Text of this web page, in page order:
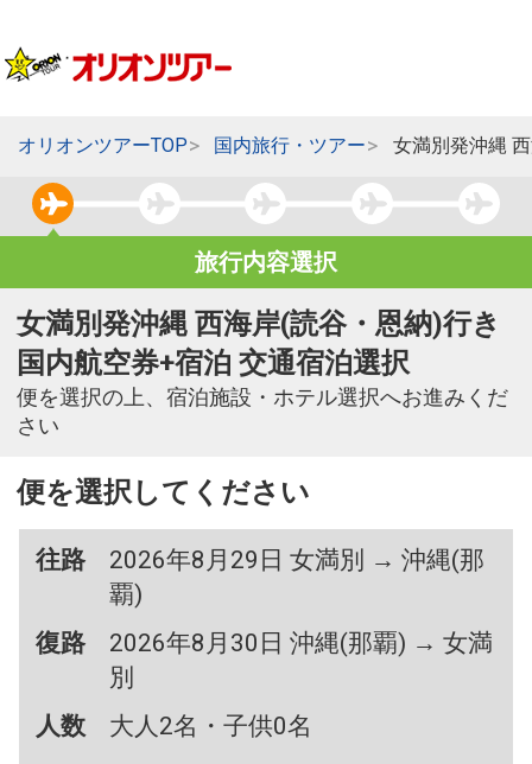
オリオンツアーTOP 国内旅行・ツアー 女満別発沖縄
旅行内容選択
女満別発沖縄 西海岸(読谷・恩納)行き
国内航空券+宿泊 交通宿泊選択
便を選択の上、宿泊施設・ホテル選択へお進みくだ
さい
便を選択してください
往路
2026年8月29日 女満別 → 沖縄(那
覇)
復路
2026年8月30日 沖縄(那覇) → 女満
別
人数
大人2名・子供0名